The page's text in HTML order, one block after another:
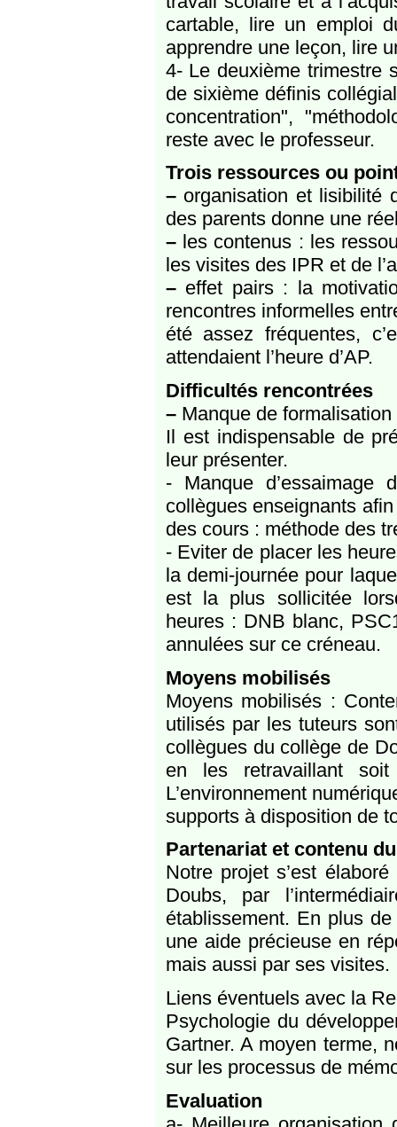
cartable, lire un emploi
apprendre une leçon, lire
4- Le deuxième trimestre
de sixième définis
concentration",
reste avec le professeur.
Trois ressources ou
–organisation et lisibilité
des parents donne une
–les contenus : les
les visites des IPR et de
–effet pairs : la
rencontres informelles
été assez fréquentes,
attendaient l’heure d’AP.
Difficultés rencontrées
–Manque de
Il est indispensable de
leur présenter.
- Manque d’essaimage
collègues enseignants
des cours : méthode des
- Eviter de placer les
la demi-journée pour
est la plus sollicitée
heures : DNB blanc,
annulées sur ce créneau.
Moyens mobilisés
Moyens mobilisés :
utilisés par les tuteurs
collègues du collège de
en les retravaillant
L’environnement
supports à disposition de
Partenariat et contenu
Notre projet s’est
Doubs, par
établissement. En plus
une aide précieuse en
mais aussi par ses visites.
Liens éventuels avec la
Psychologie du
Gartner. A moyen terme,
sur les processus de
Evaluation